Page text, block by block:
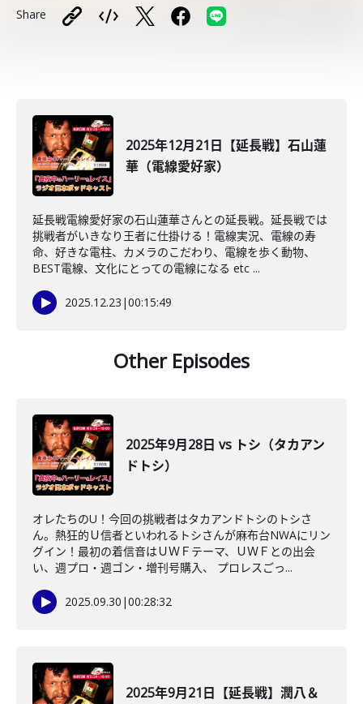
Share
2025年12月21日【延長戦】石山蓮
華（電線愛好家）
延長戦電線愛好家の石山蓮華さんとの延長戦。延長戦では
挑戦者がいきなり王者に仕掛ける！電線実況、電線の寿
命、好きな電柱、カメラのこだわり、電線を歩く動物、
BEST電線、文化にとっての電線になる etc ...
2025.12.23 |00:15:49
Other Episodes
2025年9月28日 vs トシ（タカアン
ドトシ）
オレたちのU！今回の挑戦者はタカアンドトシのトシさ
ん。熱狂的Ｕ信者といわれるトシさんが麻布台NWAにリン
グイン！最初の着信音はＵＷＦテーマ、ＵＷＦとの出会
い、週プロ・週ゴン・増刊号購入、 プロレスごっ...
2025.09.30 |00:28:32
2025年9月21日【延長戦】潤八＆